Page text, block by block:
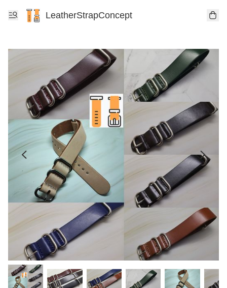
LeatherStrapConcept